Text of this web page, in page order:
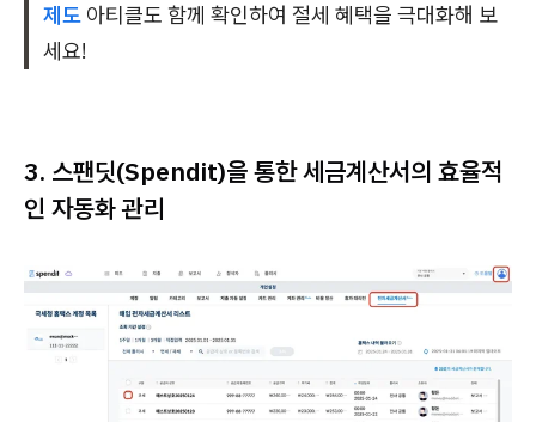
제도 아티클도 함께 확인하여 절세 혜택을 극대화해 보
세요!
3. 스팬딧(Spendit)을 통한 세금계산서의 효율적
인 자동화 관리